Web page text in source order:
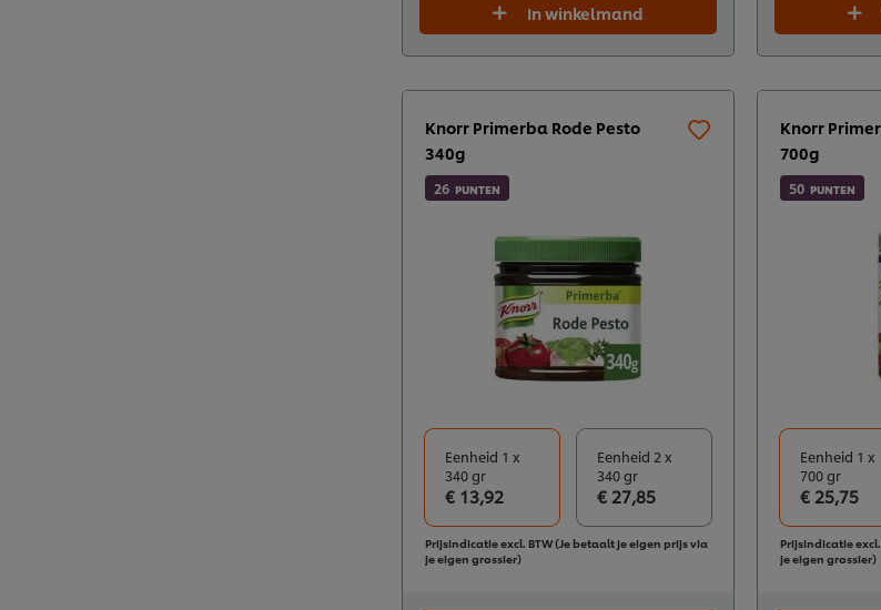
In winkelmand
Knorr Primerba Rode Pesto
340g
26 PUNTEN
Eenheid 1 x
340 gr
€ 13,92
Eenheid 2 x
340 gr
€ 27,85
Prijsindicatie excl. BTW (Je betaalt je eigen prijs via
je eigen grossier)
Knorr
700g
50 PUNTEN
Eenheid 1 x
700 gr
€ 25,75
Prijsindicatie
je eigen grossier)